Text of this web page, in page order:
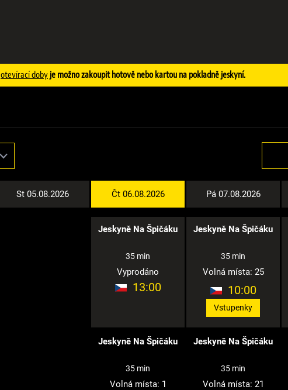
otevírací doby je možno zakoupit hotově nebo kartou na pokladně jeskyní.
St 05.08.2026 Čt 06.08.2026 Pá 07.08.2026
Jeskyně Na Špičáku
35 min
Vyprodáno
13:00
Jeskyně Na Špičáku
35 min
Volná místa: 25
10:00
Vstupenky
Jeskyně Na Špičáku
35 min
Volná místa: 1
Jeskyně Na Špičáku
35 min
Volná místa: 21